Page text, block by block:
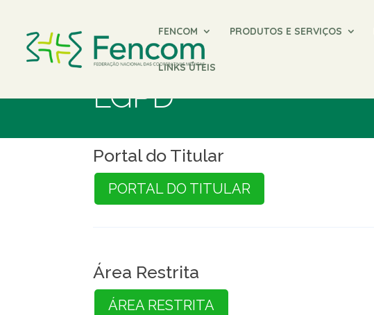
FENCOM PRODUTOS E SERVIÇOS
LINKS ÚTEIS
LGPD
Portal do Titular
PORTAL DO TITULAR
Área Restrita
ÁREA RESTRITA